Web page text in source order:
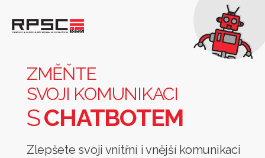
komunikaci
chatbotem
ZMĚŇTE
SVOJI KOMUNIKACI
SCHATBOTEM
Zlepšete svoji vnitřní i vnější komunikaci